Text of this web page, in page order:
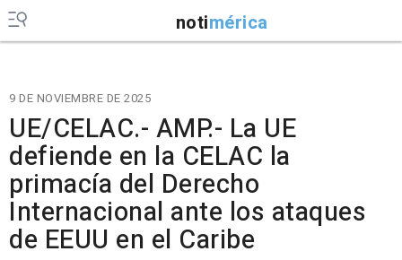
notimérica
9 DE NOVIEMBRE DE 2025
UE/CELAC.- AMP.- La UE
defiende en la CELAC la
primacía del Derecho
Internacional ante los ataques
de EEUU en el Caribe